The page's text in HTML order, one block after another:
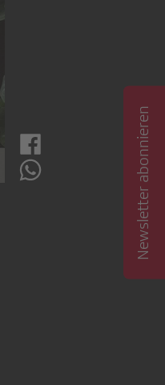
Newsletter abonnieren